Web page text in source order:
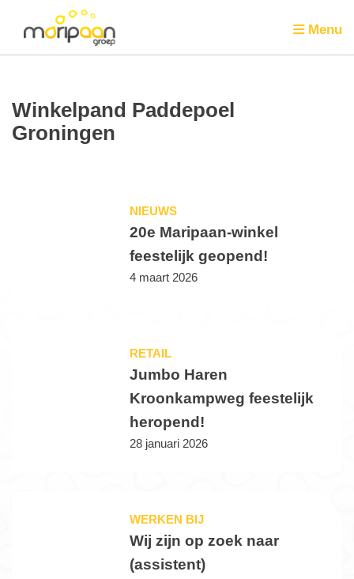
Menu
Winkelpand Paddepoel
Groningen
NIEUWS
20e Maripaan-winkel
feestelijk geopend!
4 maart 2026
RETAIL
Jumbo Haren
Kroonkampweg feestelijk
heropend!
28 januari 2026
WERKEN BIJ
Wij zijn op zoek naar
(assistent)